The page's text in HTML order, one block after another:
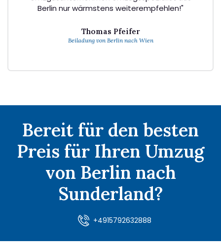
Berlin nur wärmstens weiterempfehlen!"
Thomas Pfeifer
Beiladung von Berlin nach Wien
Bereit für den besten
Preis für Ihren Umzug
von Berlin nach
Sunderland?
+4915792632888